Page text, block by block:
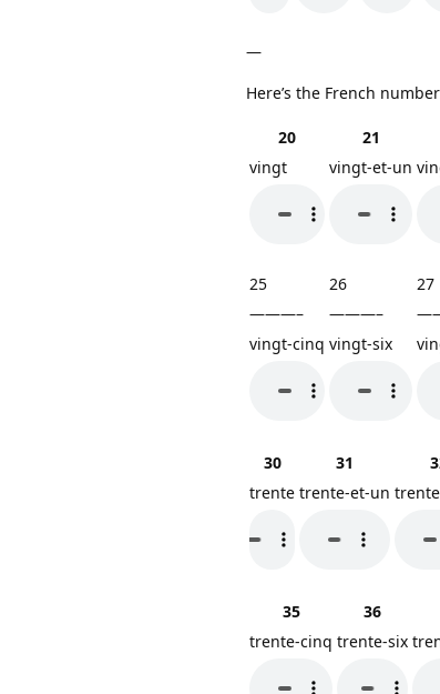
—
Here’s the French
20 21
vingt
vingt-et-un
25 26 27
———–
———–
vingt-cinq vingt-six
30 31
trente trente-et-un
35 36
trente-cinq trente-six